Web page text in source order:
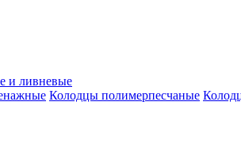
и ливневые
Колодцы полимерпесчаные